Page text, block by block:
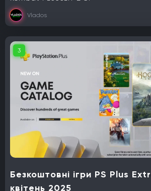
Vlados
3
Безкоштовні ігри PS Plus
квітень 2025